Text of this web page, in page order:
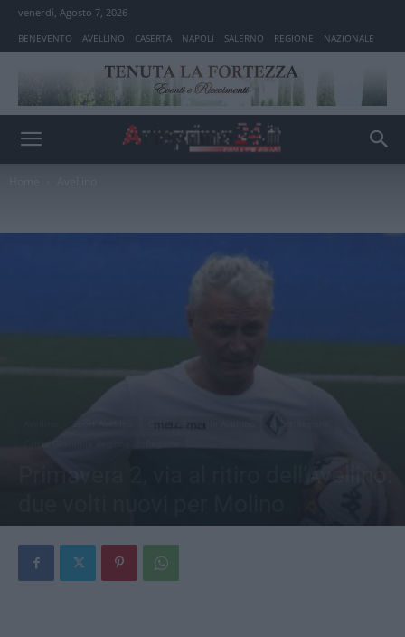
venerdì, Agosto 7, 2026
BENEVENTO AVELLINO CASERTA NAPOLI SALERNO REGIONE NAZIONALE
Sport Avellino
Calcio Giovanile Regione
Primavera 2, via al ritiro dell’Avellino: